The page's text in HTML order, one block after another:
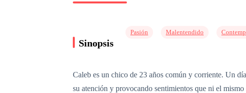
Sinopsis
Pasión Malentendido
Caleb es un chico de 23 años común y corriente. Un
su atención y provocando sentimientos que ni el